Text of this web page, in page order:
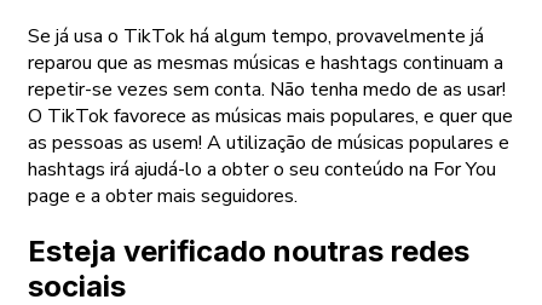
Se já usa o TikTok há algum tempo, provavelmente já
reparou que as mesmas músicas e hashtags continuam a
repetir-se vezes sem conta. Não tenha medo de as usar!
O TikTok favorece as músicas mais populares, e quer que
as pessoas as usem! A utilização de músicas populares e
hashtags irá ajudá-lo a obter o seu conteúdo na For You
page e a obter mais seguidores.
Esteja verificado noutras redes
sociais